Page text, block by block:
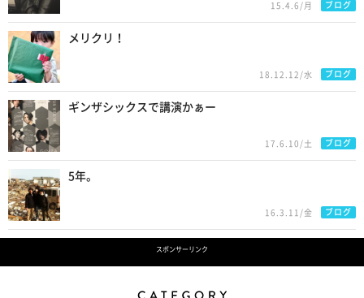
15.4.6/月 ブログ
メリクリ！
18.12.12/水 ブログ
ギンザシックスで講演かぁー
17.6.10/土 ブログ
5年。
16.3.11/金 ブログ
スポンサーリンク